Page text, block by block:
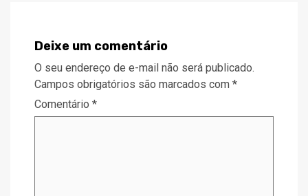
Deixe um comentário
O seu endereço de e-mail não será publicado.
Campos obrigatórios são marcados com *
Comentário *